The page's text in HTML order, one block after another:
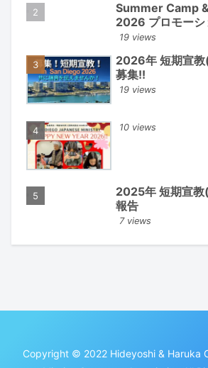
Summer Camp
2026 プロモーシ
19 views
2026年 短期宣
募集!!
19 views
10 views
2025年 短期宣教
報告
7 views
Copyright © 2022 Hideyoshi & Haruka